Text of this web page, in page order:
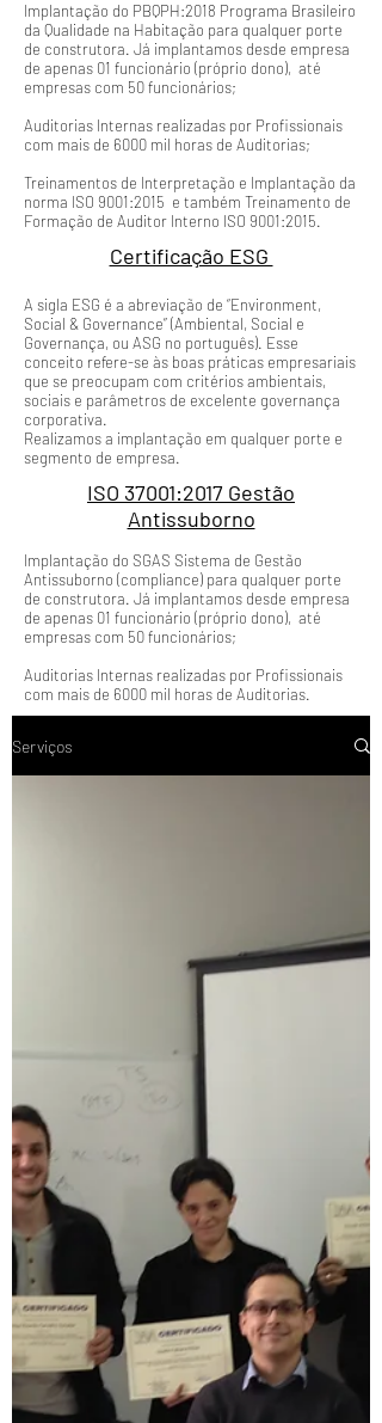
Implantação do PBQPH:2018 Programa Brasileiro
da Qualidade na Habitação para qualquer porte
de construtora. Já implantamos desde empresa
de apenas 01 funcionário (próprio dono), até
empresas com 50 funcionários;
Auditorias Internas realizadas por Profissionais
com mais de 6000 mil horas de Auditorias;
Treinamentos de Interpretação e Implantação da
norma ISO 9001:2015 e também Treinamento de
Formação de Auditor Interno ISO 9001:2015.
Certificação ESG
A sigla ESG é a abreviação de “Environment,
Social & Governance” (Ambiental, Social e
Governança, ou ASG no português). Esse
conceito refere-se às boas práticas empresariais
que se preocupam com critérios ambientais,
sociais e parâmetros de excelente governança
corporativa.
Realizamos a implantação em qualquer porte e
segmento de empresa.
ISO 37001:2017 Gestão
Antissuborno
Implantação do SGAS Sistema de Gestão
Antissuborno (compliance) para qualquer porte
de construtora. Já implantamos desde empresa
de apenas 01 funcionário (próprio dono), até
empresas com 50 funcionários;
Auditorias Internas realizadas por Profissionais
com mais de 6000 mil horas de Auditorias.
Serviços